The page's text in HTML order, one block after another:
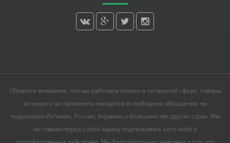
Обратите внимание, что мы работаем только в легальной сфере, товары
из нашего ассортимента находятся в свободном обращении на
территории Испании, России, Украины и большинстве других стран. Мы
не ставим перед собой задачу подталкивать кого-либо к